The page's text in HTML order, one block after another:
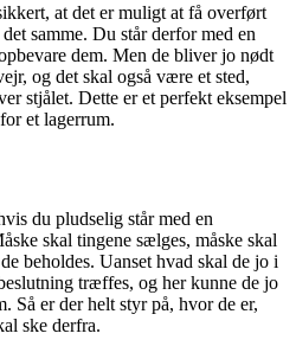
at det er muligt at få overført
samme. Du står derfor med en
dem. Men de bliver jo nødt
og det skal også være et sted,
stjålet. Dette er et perfekt eksempel
et lagerrum.
du pludselig står med en
skal tingene sælges, måske skal
beholdes. Uanset hvad skal de jo i
træffes, og her kunne de jo
Så er der helt styr på, hvor de er,
ske derfra.